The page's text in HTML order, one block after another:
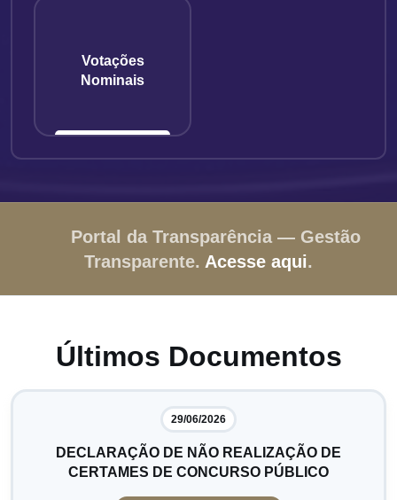
Votações
Nominais
Portal da Transparência — Gestão
Transparente. Acesse aqui.
Últimos Documentos
29/06/2026
DECLARAÇÃO DE NÃO REALIZAÇÃO DE
CERTAMES DE CONCURSO PÚBLICO